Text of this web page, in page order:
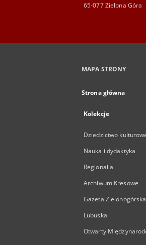
65-077 Zielona Góra
MAPA STRONY
Strona główna
Kolekcje
Dziedzictwo
Nauka i dydaktyka
Regionalia
Archiwum Kresowe
Gazeta
Lubuska
Otwarty